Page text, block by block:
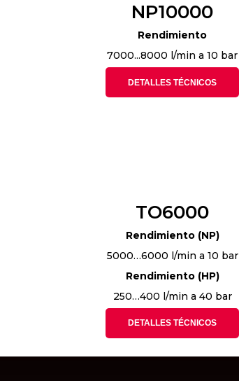
NP10000
Rendimiento
7000...8000 l/min a 10 bar
DETALLES TÉCNICOS
TO6000
Rendimiento (NP)
5000…6000 l/min a 10 bar
Rendimiento (HP)
250…400 l/min a 40 bar
DETALLES TÉCNICOS